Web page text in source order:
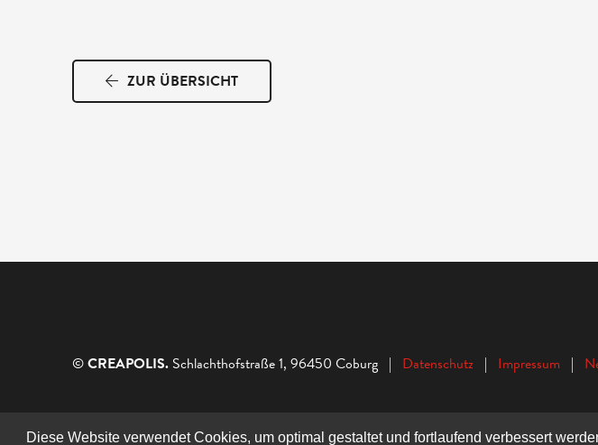
Diese Website verwendet Cookies, um optimal gestaltet und fortlaufend verbessert
ZUR ÜBERSICHT
©CREAPOLIS. Schlachthofstraße 1, 96450 Coburg | Datenschutz | Impressum |